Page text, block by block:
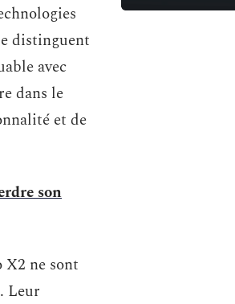
distinguent
avec
dans le
et de
son
X2 ne sont
Leur